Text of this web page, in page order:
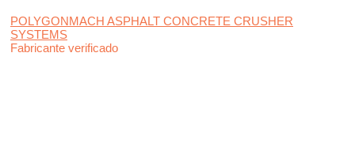
POLYGONMACH ASPHALT CONCRETE CRUSHER
SYSTEMS
Fabricante verificado